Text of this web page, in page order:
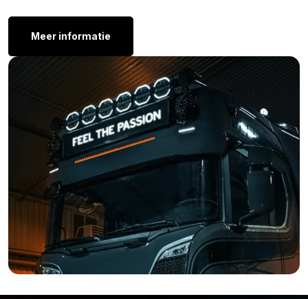
Wil je wel een Strands Siberia achterlicht, maar is de
Multiple Options uitvoering met flitser niet het model dat je
zoekt? Geen probleem! Strands biedt het Siberia‑assortiment
ook aan in diverse andere uitvoeringen. Bekijk hieronder de
mogelijkheden die Strands aanbiedt.
Siberia Tail Light Double Row
Siberia Tail Light Single Row
Siberia MO 25watt
Ben je nog steeds niet overtuigd dat het Strands Siberia MO
achterlicht 30 W is wat je zoekt? Misschien sluit de
lichtopbrengst, het wattage of de vorm toch niet aan bij jouw
wensen. Geen probleem, bekijk hier het complete aanbod van
Strands. Grote kans dat je daar wél het perfecte model vindt.
Kijk ook zeker naar deintroductievideovan Strands voor een
Meer informatie